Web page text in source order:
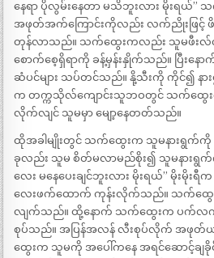
နေရာ ပိုလွမ်းနေတာ မသိဘူးလား မိုးရယ်”
အဖုတ်အက်ကြောင်းကိုလည်း လက်ညိုးဖြင့် ဖိက
တုန်လာသည်။ သက်ထွေးကလည်း သူမဖီးလ်
စောက်စေ့ရှိရာကို ခန့်မှန်းနှိုက်သည်။ ပြီးန
ဆံပင်များ သပ်တင်သည်။ နို့သီးကို ကိုင်၍ နာ
က တက္ကသိုလ်ကျောင်းသူဘဝတွင် သက်ထွေး
လိုက်လျင် သူမမှာ မျော့နေတတ်သည်။
ထိုအခါမျိုးတွင် သက်ထွေးက သူမနားရွက်ကို
ခုလည်း သူမ စိတ်မလာမည်စိုး၍ သူမနားရွ
လေး မနေပေးချင်ဘူးလား မိုးရယ်” မိုး
လေးဖက်ထောက် ကုန်းလိုက်သည်။ သက်ထွေ
လျက်သည်။ ထို့နောက် သက်ထွေးက ပက်
စုပ်သည်။ အပြန်အလန် လီးစုပ်လိုက် အဖုတ်
ထွေးက သူမကို အပေါ်ကနေ အရင်ဆောင့်ချ